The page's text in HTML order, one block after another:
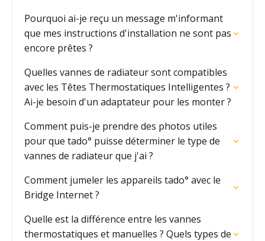
Pourquoi ai-je reçu un message m'informant
que mes instructions d'installation ne sont pas
encore prêtes ?
Quelles vannes de radiateur sont compatibles
avec les Têtes Thermostatiques Intelligentes ?
Ai-je besoin d'un adaptateur pour les monter ?
Comment puis-je prendre des photos utiles
pour que tado° puisse déterminer le type de
vannes de radiateur que j'ai ?
Comment jumeler les appareils tado° avec le
Bridge Internet ?
Quelle est la différence entre les vannes
thermostatiques et manuelles ? Quels types de